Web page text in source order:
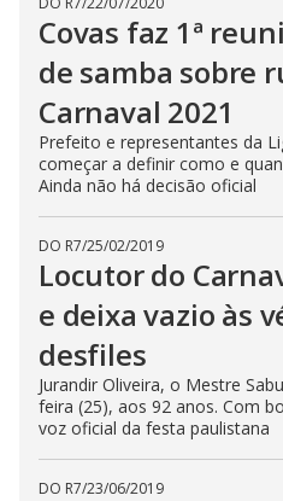
Covas faz 1ª
de samba sobre
Carnaval 2021
Prefeito e representantes da
começar a definir como e
Ainda não há decisão oficial
DO R7/25/02/2019
Locutor do
e deixa vazio às
desfiles
Jurandir Oliveira, o Mestre
feira (25), aos 92 anos. Com
voz oficial da festa paulistana
DO R7/23/06/2019